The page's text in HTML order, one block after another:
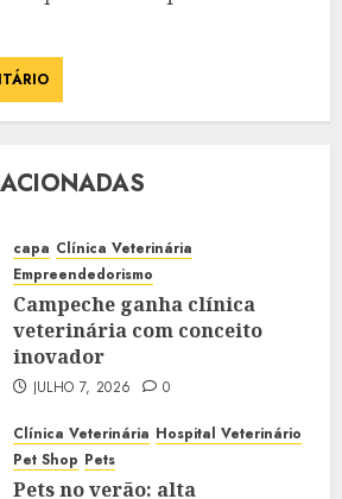
capa Clínica Veterinária
Empreendedorismo
Campeche ganha clínica
veterinária com conceito
inovador
JULHO 7, 2026 0
Clínica Veterinária Hospital Veterinário
Pet Shop Pets
Pets no verão: alta